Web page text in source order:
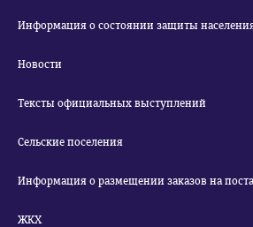
Информация о состоянии защиты
Новости
Тексты официальных выступлений
Сельские поселения
Информация о размещении заказов на
ЖКХ